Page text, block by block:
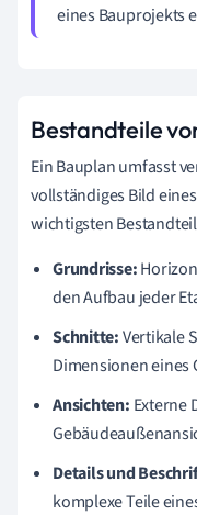
eines Bauprojekts
Bestandteile
Ein Bauplan umfasst
vollständiges Bild
wichtigsten
Grundrisse:
den Aufbau jeder
Schnitte:Vertikale
Dimensionen eines
Ansichten: Externe
Details und
komplexe Teile